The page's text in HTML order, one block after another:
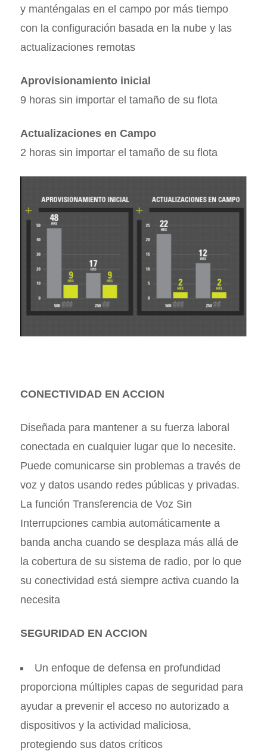
y manténgalas en el campo por más tiempo
con la configuración basada en la nube y las
actualizaciones remotas
Aprovisionamiento inicial
9 horas sin importar el tamaño de su flota
Actualizaciones en Campo
2 horas sin importar el tamaño de su flota
CONECTIVIDAD EN ACCION
Diseñada para mantener a su fuerza laboral
conectada en cualquier lugar que lo necesite.
Puede comunicarse sin problemas a través de
voz y datos usando redes públicas y privadas.
La función Transferencia de Voz Sin
Interrupciones cambia automáticamente a
banda ancha cuando se desplaza más allá de
la cobertura de su sistema de radio, por lo que
su conectividad está siempre activa cuando la
necesita
SEGURIDAD EN ACCION
Un enfoque de defensa en profundidad
proporciona múltiples capas de seguridad para
ayudar a prevenir el acceso no autorizado a
dispositivos y la actividad maliciosa,
protegiendo sus datos críticos